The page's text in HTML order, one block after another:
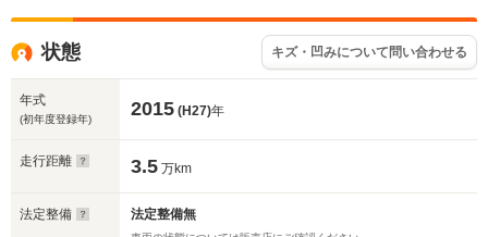
状態 キズ・凹みについて問い合わせる
年式
(初年度登録年) 2015 (H27)年
走行距離 3.5 万km
法定整備 法定整備無